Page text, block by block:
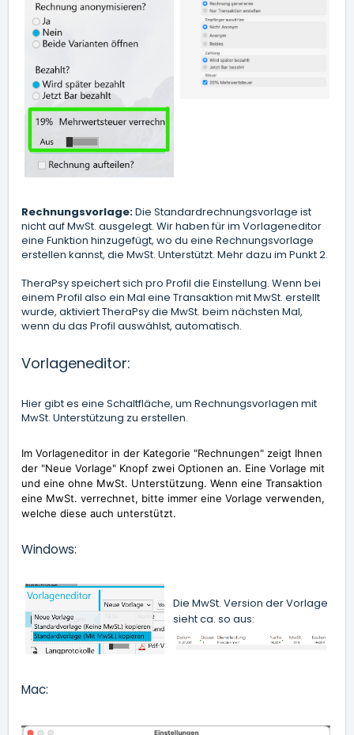
Rechnungsvorlage:Die Standardrechnungsvorlage ist
nicht auf MwSt. ausgelegt. Wir haben für im Vorlageneditor
eine Funktion hinzugefügt, wo du eine Rechnungsvorlage
erstellen kannst, die MwSt. Unterstützt. Mehr dazu im Punkt 2.
TheraPsy speichert sich pro Profil die Einstellung. Wenn bei
einem Profil also ein Mal eine Transaktion mit MwSt. erstellt
wurde, aktiviert TheraPsy die MwSt. beim nächsten Mal,
wenn du das Profil auswählst, automatisch.
Vorlageneditor:
Hier gibt es eine Schaltfläche, um Rechnungsvorlagen mit
MwSt. Unterstützung zu erstellen.
Im Vorlageneditor in der Kategorie "Rechnungen" zeigt Ihnen
der "Neue Vorlage" Knopf zwei Optionen an. Eine Vorlage mit
und eine ohne MwSt. Unterstützung. Wenn eine Transaktion
eine MwSt. verrechnet, bitte immer eine Vorlage verwenden,
welche diese auch unterstützt.
Windows:
Die MwSt. Version der Vorlage
sieht ca. so aus:
Mac: